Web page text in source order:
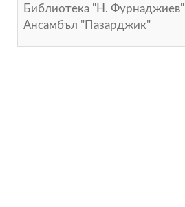
Библиотека "Н. Фурнаджиев"
Ансамбъл "Пазарджик"